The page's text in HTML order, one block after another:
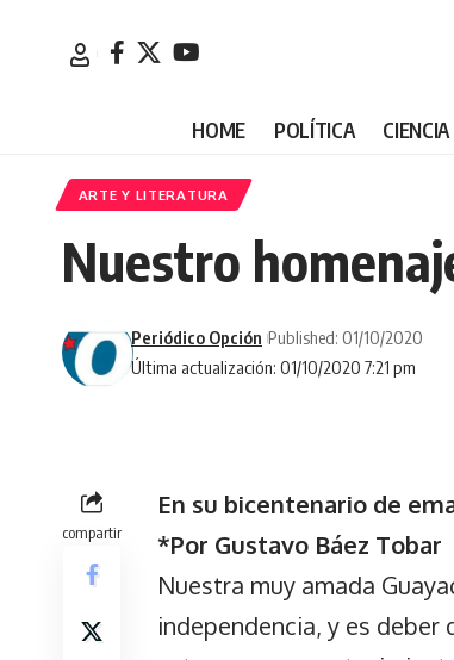
HOME POLÍTICA CIENCIA
ARTE Y LITERATURA
Nuestro
Última actualización: 01/10/2020 7:21 pm
Periódico Opción Published: 01/10/2020
compartir
En su bicentenario de
*Por Gustavo Báez Tobar
Nuestra muy amada
independencia, y es